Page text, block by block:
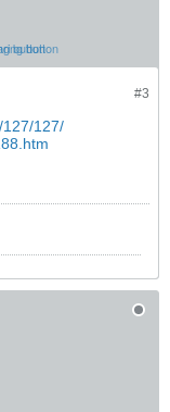
#3
127/127/